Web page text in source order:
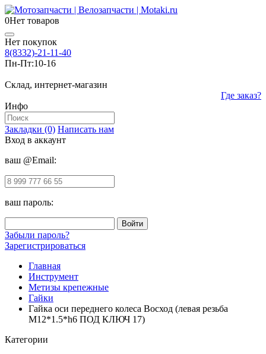
0Нет товаров
Нет покупок
8(8332)-21-11-40
Пн-Пт:10-16
Склад, интернет-магазин
Где заказ?
Инфо
Закладки (0) Написать нам
Вход в аккаунт
ваш @Email:
ваш пароль:
Забыли пароль?
Зарегистрироваться
Главная
Инструмент
Метизы крепежные
Гайки
Гайка оси переднего колеса Восход (левая резьба
М12*1.5*h6 ПОД КЛЮЧ 17)
Категории